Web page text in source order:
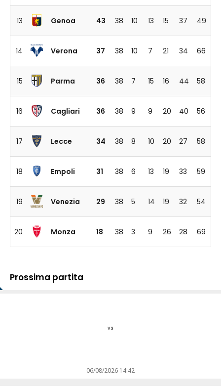
13 Genoa 43 38 10 13 15 37 49
14 Verona 37 38 10 7 21 34 66
15 Parma 36 38 7 15 16 44 58
16 Cagliari 36 38 9 9 20 40 56
17 Lecce 34 38 8 10 20 27 58
18 Empoli 31 38 6 13 19 33 59
19 Venezia 29 38 5 14 19 32 54
20 Monza 18 38 3 9 26 28 69
Prossima partita
vs
06/08/2026 14:42